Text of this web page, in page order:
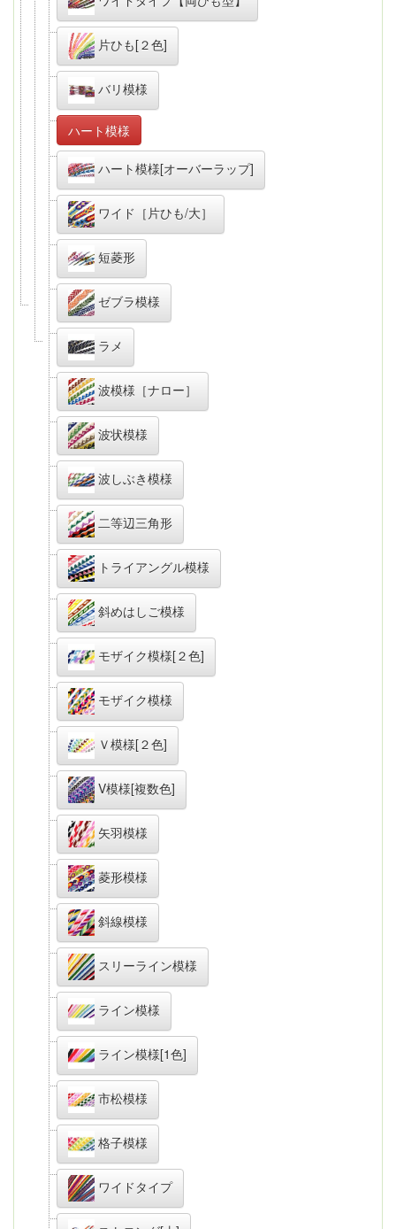
片ひも[２色]
バリ模様
ハート模様
ハート模様[オーバーラップ]
ワイド［片ひも/大］
短菱形
ゼブラ模様
ラメ
波模様［ナロー］
波状模様
波しぶき模様
二等辺三角形
トライアングル模様
斜めはしご模様
モザイク模様[２色]
モザイク模様
Ｖ模様[２色]
V模様[複数色]
矢羽模様
菱形模様
斜線模様
スリーライン模様
ライン模様
ライン模様[1色]
市松模様
格子模様
ワイドタイプ